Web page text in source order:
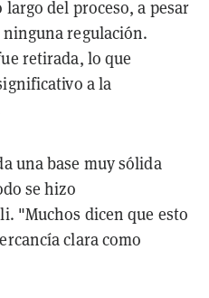
del proceso, a pesar
regulación.
retirada, lo que
a la
una base muy sólida
se hizo
"Muchos dicen que esto
clara como